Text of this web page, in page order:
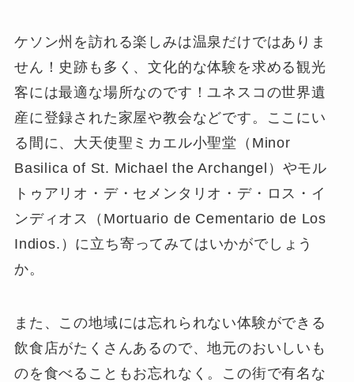
ケソン州を訪れる楽しみは温泉だけではありま
せん！史跡も多く、文化的な体験を求める観光
客には最適な場所なのです！ユネスコの世界遺
産に登録された家屋や教会などです。ここにい
る間に、大天使聖ミカエル小聖堂（Minor
Basilica of St. Michael the Archangel）やモル
トゥアリオ・デ・セメンタリオ・デ・ロス・イ
ンディオス（Mortuario de Cementario de Los
Indios.）に立ち寄ってみてはいかがでしょう
か。
また、この地域には忘れられない体験ができる
飲食店がたくさんあるので、地元のおいしいも
のを食べることもお忘れなく。この街で有名な